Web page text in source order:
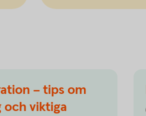
– tips om
och viktiga